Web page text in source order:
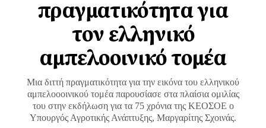
πραγματικότητα για
τον ελληνικό
αμπελοοινικό τομέα
Μια διττή πραγματικότητα για την εικόνα του ελληνικού
αμπελοοοινικού τομέα παρουσίασε στα πλαίσια ομιλίας
του στην εκδήλωση για τα 75 χρόνια της ΚΕΟΣΟΕ ο
Υπουργός Αγροτικής Ανάπτυξης, Μαργαρίτης Σχοινάς.